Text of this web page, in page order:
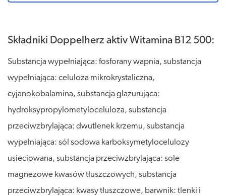
Składniki Doppelherz aktiv Witamina B12 500:
Substancja wypełniająca: fosforany wapnia, substancja
wypełniająca: celuloza mikrokrystaliczna,
cyjanokobalamina, substancja glazurująca:
hydroksypropylometyloceluloza, substancja
przeciwzbrylająca: dwutlenek krzemu, substancja
wypełniająca: sól sodowa karboksymetylocelulozy
usieciowana, substancja przeciwzbrylająca: sole
magnezowe kwasów tłuszczowych, substancja
przeciwzbrylająca: kwasy tłuszczowe, barwnik: tlenki i